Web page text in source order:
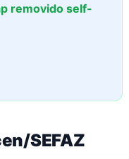
removido self-
SEFAZ